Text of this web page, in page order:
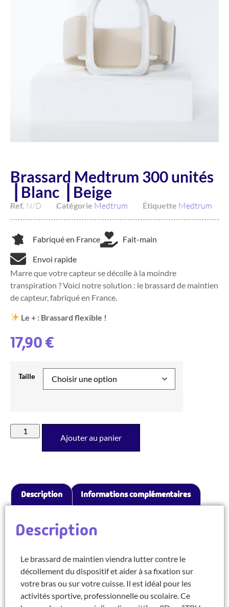
Brassard Medtrum 300 unités
⎥ Blanc ⎥ Beige
Ref. N/D Catégorie Medtrum Étiquette Medtrum
Fabriqué en France Fait-main
Envoi rapide
Marre que votre capteur se décolle à la moindre
transpiration ? Voici notre solution : le brassard de maintien
de capteur, fabriqué en France.
Le + : Brassard flexible !
17,90€
Taille
Ajouter au panier
Description Informations complémentaires
Description
Le brassard de maintien viendra lutter contre le
décollement du dispositif et aider à sa fixation sur
votre bras ou sur votre cuisse. Il est idéal pour les
activités sportive, professionnelle ou scolaire. Ce